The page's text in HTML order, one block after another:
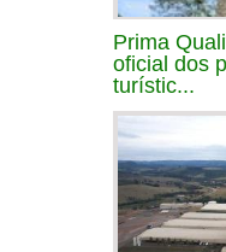
Prima
oficial dos
turístic...